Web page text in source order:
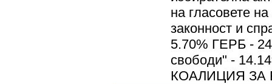
на гласовете
законност и
5.70% ГЕРБ -
свободи" -
КОАЛИЦИЯ ЗА